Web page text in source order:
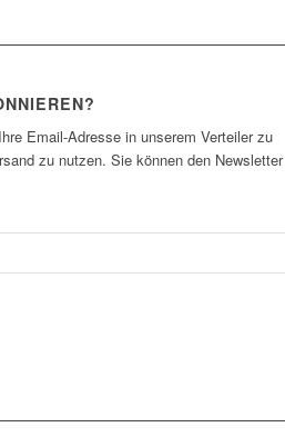
Email-Adresse in unserem Verteiler zu
zu nutzen. Sie können den Newsletter